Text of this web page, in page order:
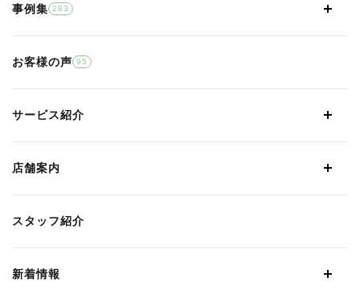
事例集 283
お客様の声 95
サービス紹介
店舗案内
スタッフ紹介
新着情報